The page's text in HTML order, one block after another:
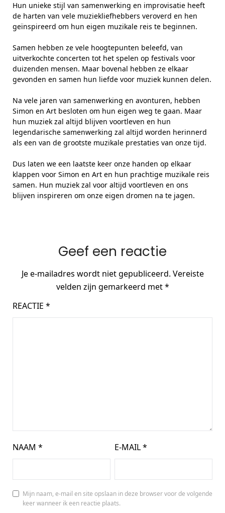
Hun unieke stijl van samenwerking en improvisatie heeft
de harten van vele muziekliefhebbers veroverd en hen
geïnspireerd om hun eigen muzikale reis te beginnen.
Samen hebben ze vele hoogtepunten beleefd, van
uitverkochte concerten tot het spelen op festivals voor
duizenden mensen. Maar bovenal hebben ze elkaar
gevonden en samen hun liefde voor muziek kunnen delen.
Na vele jaren van samenwerking en avonturen, hebben
Simon en Art besloten om hun eigen weg te gaan. Maar
hun muziek zal altijd blijven voortleven en hun
legendarische samenwerking zal altijd worden herinnerd
als een van de grootste muzikale prestaties van onze tijd.
Dus laten we een laatste keer onze handen op elkaar
klappen voor Simon en Art en hun prachtige muzikale reis
samen. Hun muziek zal voor altijd voortleven en ons
blijven inspireren om onze eigen dromen na te jagen.
Geef een reactie
Je e-mailadres wordt niet gepubliceerd. Vereiste
velden zijn gemarkeerd met*
REACTIE *
NAAM * E-MAIL*
Mijn naam, e-mail en site opslaan in deze browser voor de volgende
keer wanneer ik een reactie plaats.